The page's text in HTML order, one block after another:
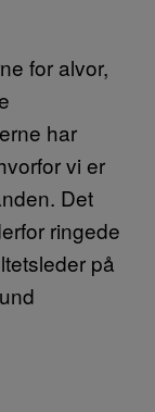
for alvor,
har
vi er
Det
ringede
på